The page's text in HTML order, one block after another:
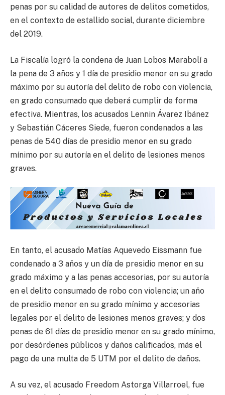
penas por su calidad de autores de delitos cometidos,
en el contexto de estallido social, durante diciembre
del 2019.
La Fiscalía logró la condena de Juan Lobos Marabolí a
la pena de 3 años y 1 día de presidio menor en su grado
máximo por su autoría del delito de robo con violencia,
en grado consumado que deberá cumplir de forma
efectiva. Mientras, los acusados Lennin Ávarez Ibánez
y Sebastián Cáceres Siede, fueron condenados a las
penas de 540 días de presidio menor en su grado
mínimo por su autoría en el delito de lesiones menos
graves.
En tanto, el acusado Matías Aquevedo Eissmann fue
condenado a 3 años y un día de presidio menor en su
grado máximo y a las penas accesorias, por su autoría
en el delito consumado de robo con violencia; un año
de presidio menor en su grado mínimo y accesorias
legales por el delito de lesiones menos graves; y dos
penas de 61 días de presidio menor en su grado mínimo,
por desórdenes públicos y daños calificados, más el
pago de una multa de 5 UTM por el delito de daños.
A su vez, el acusado Freedom Astorga Villarroel, fue